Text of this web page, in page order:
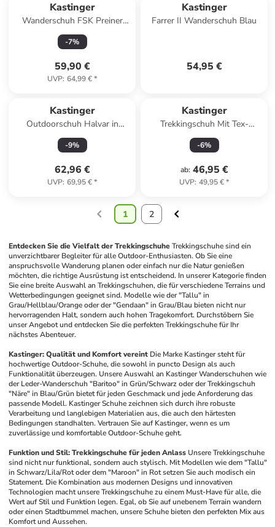
Kastinger
Wanderschuh FSK Preiner
Low in Blau
-7%
59,90 €
UVP: 64,99 €*
Kastinger
Farrer II Wanderschuh Blau
54,95 €
Kastinger
Outdoorschuh Halvar in
hellblau
-9%
62,96 €
UVP: 69,95 €*
Kastinger
Trekkingschuh Mit Tex-
Membran in schwarz
-6%
ab: 46,95 €
UVP: 49,95 €*
1 2
Entdecken Sie die Vielfalt der Trekkingschuhe Trekkingschuhe sind ein
unverzichtbarer Begleiter für alle Outdoor-Enthusiasten. Ob Sie eine
anspruchsvolle Wanderung planen oder einfach nur die Natur genießen
möchten, die richtige Ausrüstung ist entscheidend. In unserer Kategorie finden
Sie eine breite Auswahl an Trekkingschuhen, die für verschiedene Terrains und
Wetterbedingungen geeignet sind. Modelle wie der "Tallu" in
Grau/Hellblau/Orange oder der "Gendaan" in Grau/Blau bieten nicht nur
hervorragenden Halt, sondern auch hohen Tragekomfort. Durchstöbern Sie
unser Angebot und entdecken Sie die perfekten Trekkingschuhe für Ihr
nächstes Abenteuer.
Kastinger: Qualität und Komfort vereint Die Marke Kastinger steht für
hochwertige Outdoor-Schuhe, die sowohl in puncto Design als auch
Funktionalität überzeugen. Unsere Auswahl an Kastinger Wanderschuhen wie
der Leder-Wanderschuh "Baritoo" in Grün/Schwarz oder der Trekkingschuh
"Näre" in Blau/Grün bietet für jeden Geschmack und jede Anforderung das
passende Modell. Kastinger Schuhe zeichnen sich durch ihre robuste
Verarbeitung und langlebigen Materialien aus, die auch den härtesten
Bedingungen standhalten. Vertrauen Sie auf Kastinger, wenn es um
zuverlässige und komfortable Outdoor-Schuhe geht.
Funktion und Stil: Trekkingschuhe für jeden Anlass Unsere Trekkingschuhe
sind nicht nur funktional, sondern auch stylisch. Mit Modellen wie dem "Tallu"
in Schwarz/Lila/Rot oder dem "Maroon" in Rot setzen Sie auch modisch ein
Statement. Die Kombination aus modernen Designs und innovativen
Technologien macht unsere Trekkingschuhe zu einem Must-Have für alle, die
Wert auf Stil und Funktion legen. Egal, ob Sie auf unebenem Terrain wandern
oder einen Stadtbummel machen, unsere Schuhe bieten den perfekten Mix aus
Komfort und Aussehen.